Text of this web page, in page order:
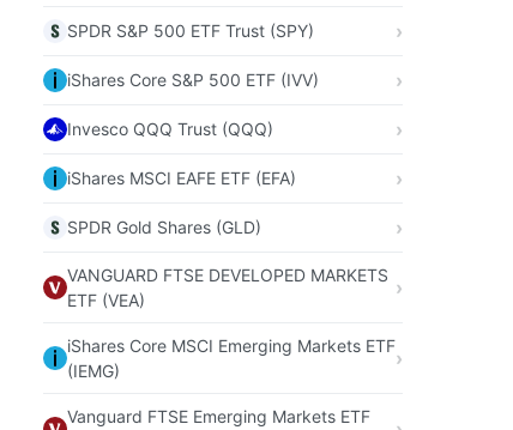
SPDR S&P 500 ETF Trust (SPY)
iShares Core S&P 500 ETF (IVV)
Invesco QQQ Trust (QQQ)
iShares MSCI EAFE ETF (EFA)
SPDR Gold Shares (GLD)
VANGUARD FTSE DEVELOPED MARKETS
ETF (VEA)
iShares Core MSCI Emerging Markets ETF
(IEMG)
Vanguard FTSE Emerging Markets ETF